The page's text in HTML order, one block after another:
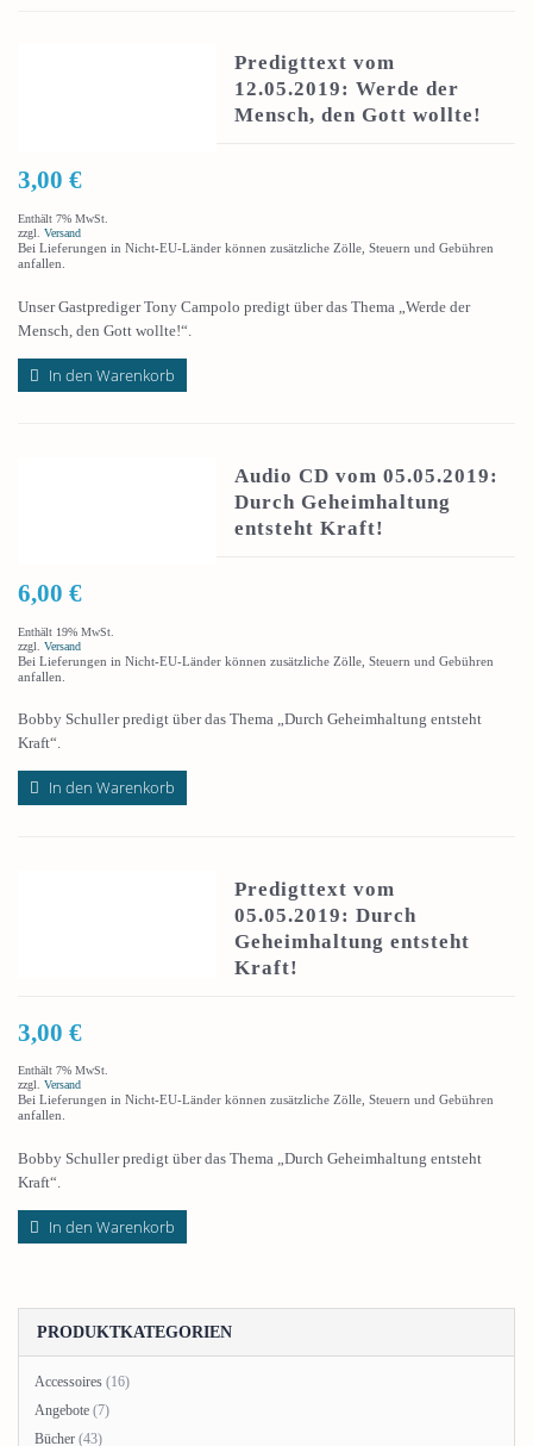
Predigttext vom
12.05.2019: Werde der
Mensch, den Gott wollte!
3,00 €
Enthält 7% MwSt.
zzgl. Versand
Bei Lieferungen in Nicht-EU-Länder können zusätzliche Zölle, Steuern und Gebühren
anfallen.
Unser Gastprediger Tony Campolo predigt über das Thema „Werde der
Mensch, den Gott wollte!“.
In den Warenkorb
Audio CD vom 05.05.2019:
Durch Geheimhaltung
entsteht Kraft!
6,00 €
Enthält 19% MwSt.
zzgl. Versand
Bei Lieferungen in Nicht-EU-Länder können zusätzliche Zölle, Steuern und Gebühren
anfallen.
Bobby Schuller predigt über das Thema „Durch Geheimhaltung entsteht
Kraft“.
In den Warenkorb
Predigttext vom
05.05.2019: Durch
Geheimhaltung entsteht
Kraft!
3,00 €
Enthält 7% MwSt.
zzgl. Versand
Bei Lieferungen in Nicht-EU-Länder können zusätzliche Zölle, Steuern und Gebühren
anfallen.
Bobby Schuller predigt über das Thema „Durch Geheimhaltung entsteht
Kraft“.
In den Warenkorb
PRODUKTKATEGORIEN
Accessoires (16)
Angebote (7)
Bücher (43)